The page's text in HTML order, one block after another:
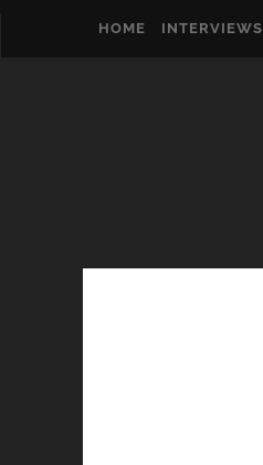
HOME INTERVIEWS